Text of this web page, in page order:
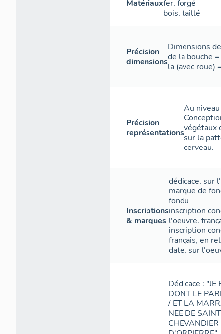
Matériauxfer, forgé
bois, taillé
Précision
dimensions
Dimensions
de la bouche
la (avec roue)
Précision
représentations
Au
végétaux
sur la
cerveau.
Inscriptions
& marques
dédicace, sur
marque de
fondu
inscription
l'oeuvre,
inscription
français, en
date, sur
Dédicace : "JE
DONT LE
/ ET LA
NEE DE